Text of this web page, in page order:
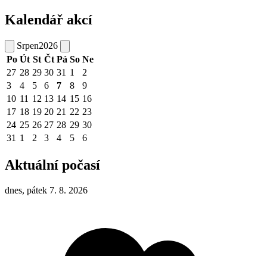
Kalendář akcí
Srpen2026
Po Út St Čt Pá So Ne
27 28 29 30 31 1
2
3
4 5 6 7 8
9
10 11 12 13 14 15 16
17 18 19 20 21 22 23
24 25 26 27 28 29 30
31 1 2 3 4 5 6
Aktuální počasí
dnes, pátek 7. 8. 2026